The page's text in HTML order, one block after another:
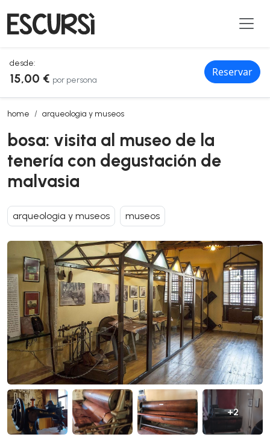
desde:
15,00 € por persona
Reservar
home arqueologia y museos
bosa: visita al museo de la tenería con degustación de malvasia
bosa: visita al museo de la
tenería con degustación de
malvasia
arqueologia y museos museos
+2